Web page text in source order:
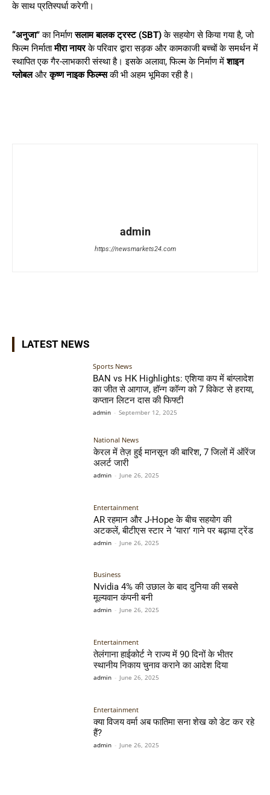
के साथ प्रतिस्पर्धा करेगी।
“अनुजा”का निर्माणसलाम बालक ट्रस्ट (SBT)के सहयोग से किया गया है, जो
फिल्म निर्मातामीरा नायरके परिवार द्वारा सड़क और कामकाजी बच्चों के समर्थन में
स्थापित एक गैर-लाभकारी संस्था है। इसके अलावा, फिल्म के निर्माण मेंशाइन
ग्लोबलऔरकृष्ण नाइक फिल्म्सकी भी अहम भूमिका रही है।
admin
https://newsmarkets24.com
LATEST NEWS
Sports News
BAN vs HK Highlights: एशिया कप में बांग्लादेश
का जीत से आगाज, हॉन्ग कॉन्ग को 7 विकेट से हराया,
कप्तान लिटन दास की फिफ्टी
admin - September 12, 2025
National News
केरल में तेज़ हुई मानसून की बारिश, 7 जिलों में ऑरेंज
अलर्ट जारी
admin - June 26, 2025
Entertainment
AR रहमान और J-Hope के बीच सहयोग की
अटकलें, बीटीएस स्टार ने ‘यारा’ गाने पर बढ़ाया ट्रेंड
admin - June 26, 2025
Business
Nvidia 4% की उछाल के बाद दुनिया की सबसे
मूल्यवान कंपनी बनी
admin - June 26, 2025
Entertainment
तेलंगाना हाईकोर्ट ने राज्य में 90 दिनों के भीतर
स्थानीय निकाय चुनाव कराने का आदेश दिया
admin - June 26, 2025
Entertainment
क्या विजय वर्मा अब फातिमा सना शेख को डेट कर रहे
हैं?
admin - June 26, 2025